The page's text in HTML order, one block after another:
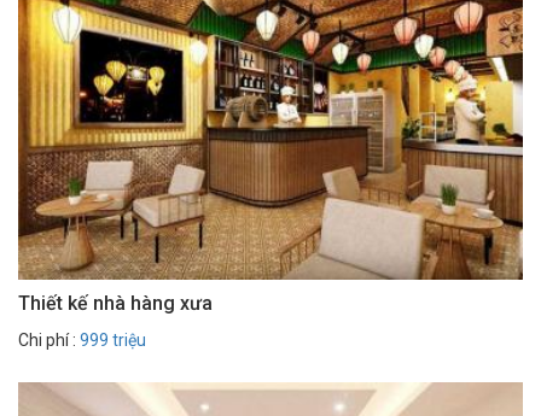
Thiết kế nhà hàng xưa
Chi phí : 999 triệu